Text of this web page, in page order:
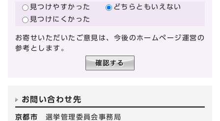
見つけやすかった
どちらともいえない
見つけにくかった
お寄せいただいたご意見は、今後のホームページ運営の
参考とします。
お問い合わせ先
京都市 選挙管理委員会事務局